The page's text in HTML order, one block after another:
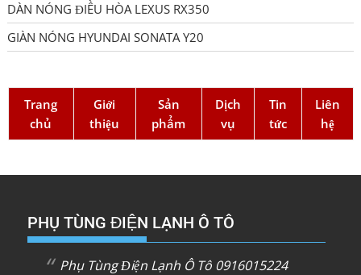
DÀN NÓNG ĐIỀU HÒA LEXUS RX350
GIÀN NÓNG HYUNDAI SONATA Y20
Trang
chủ
Giới
thiệu
Sản
phẩm
Dịch
vụ
Tin
tức
Liên
hệ
PHỤ TÙNG ĐIỆN LẠNH Ô TÔ
Phụ Tùng Điện Lạnh Ô Tô 0916015224